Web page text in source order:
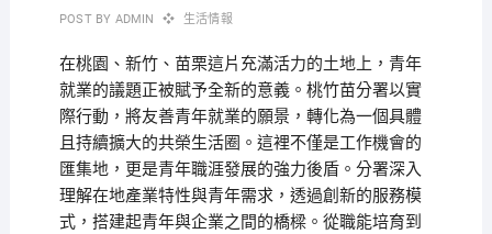
POST BY ADMIN 生活情報
在桃園、新竹、苗栗這片充滿活力的土地上，青年
就業的議題正被賦予全新的意義。桃竹苗分署以實
際行動，將友善青年就業的願景，轉化為一個具體
且持續擴大的共榮生活圈。這裡不僅是工作機會的
匯集地，更是青年職涯發展的強力後盾。分署深入
理解在地產業特性與青年需求，透過創新的服務模
式，搭建起青年與企業之間的橋樑。從職能培育到